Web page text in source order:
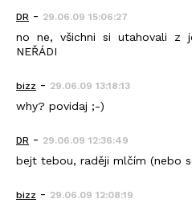
DR - 29.06.09 15:06:27
no ne, všichni si utahovali z
NEŘÁDI
bizz - 29.06.09 13:18:13
why? povidaj ;-)
DR - 29.06.09 12:36:49
bejt tebou, raději mlčím (nebo
bizz - 29.06.09 12:08:19